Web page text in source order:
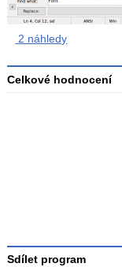
2 náhledy
Celkové hodnocení
Sdílet program